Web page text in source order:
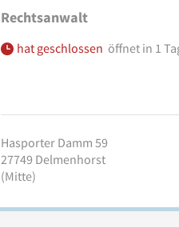
Rechtsanwalt
hat geschlossen öffnet in 1
Hasporter Damm 59
27749 Delmenhorst
(Mitte)